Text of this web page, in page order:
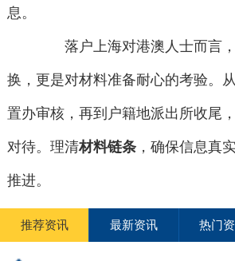
息。
落户上海对港澳人士而言，
换，更是对材料准备耐心的考验。
置办审核，再到户籍地派出所收尾
对待。理清材料链条，确保信息真
推进。
推荐资讯 最新资讯 热门